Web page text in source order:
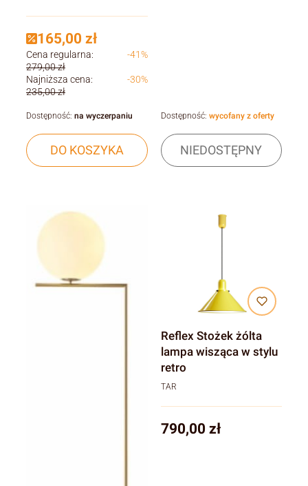
165,00 zł
Cena regularna:
279,00 zł
-41%
Najniższa cena:
235,00 zł
-30%
DO KOSZYKA
Dostępność: na wyczerpaniu
NIEDOSTĘPNY
Dostępność: wycofany z oferty
Reflex Stożek żólta
lampa wisząca w stylu
retro
TAR
Cena
790,00 zł